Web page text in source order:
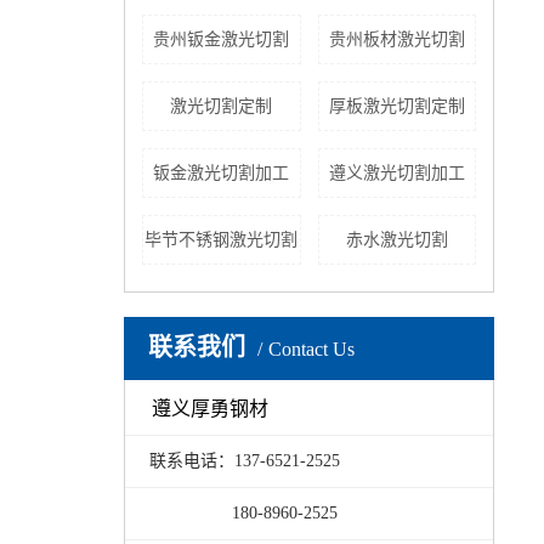
贵州钣金激光切割 贵州板材激光切割
激光切割定制 厚板激光切割定制
钣金激光切割加工 遵义激光切割加工
毕节不锈钢激光切割 赤水激光切割
联系我们 Contact Us
遵义厚勇钢材
联系电话：137-6521-2525
180-8960-2525